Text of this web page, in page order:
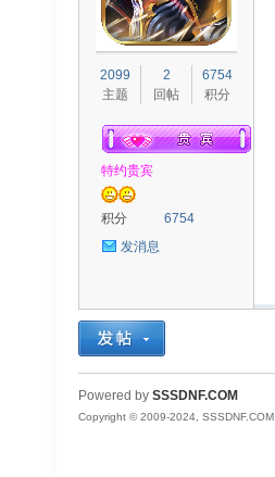
2099
主题
2
回帖
6754
积分
特约贵宾
积分
6754
发消息
Powered by SSSDNF.COM
Copyright © 2009-2024, SSSDNF.COM